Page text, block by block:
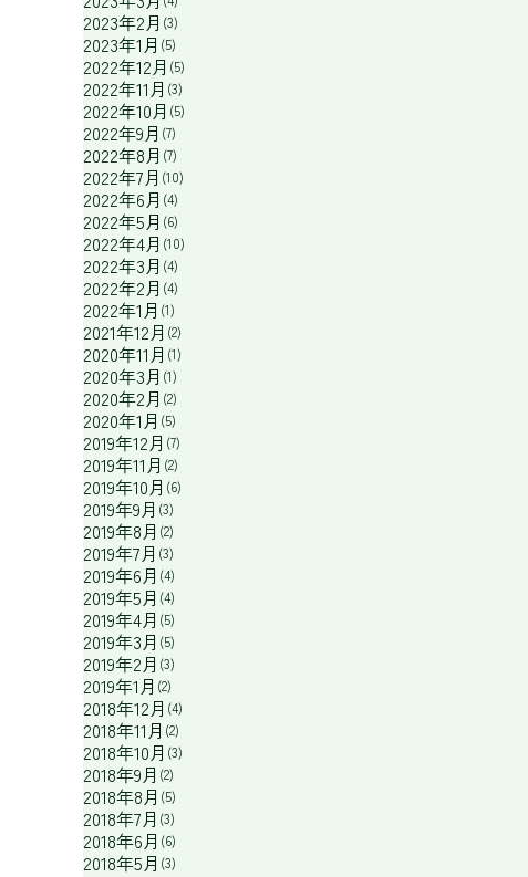
2023年2月 (3)
2023年1月 (5)
2022年12月 (5)
2022年11月 (3)
2022年10月 (5)
2022年9月 (7)
2022年8月 (7)
2022年7月 (10)
2022年6月 (4)
2022年5月 (6)
2022年4月 (10)
2022年3月 (4)
2022年2月 (4)
2022年1月 (1)
2021年12月 (2)
2020年11月 (1)
2020年3月 (1)
2020年2月 (2)
2020年1月 (5)
2019年12月 (7)
2019年11月 (2)
2019年10月 (6)
2019年9月 (3)
2019年8月 (2)
2019年7月 (3)
2019年6月 (4)
2019年5月 (4)
2019年4月 (5)
2019年3月 (5)
2019年2月 (3)
2019年1月 (2)
2018年12月 (4)
2018年11月 (2)
2018年10月 (3)
2018年9月 (2)
2018年8月 (5)
2018年7月 (3)
2018年6月 (6)
2018年5月 (3)